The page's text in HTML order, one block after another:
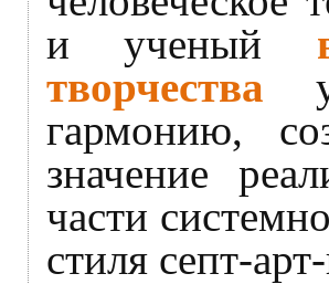
и ученый
творчества
гармонию,
значение
части
стиля септ-